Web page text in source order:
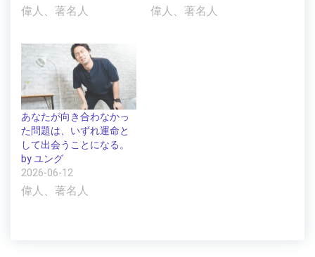
偉人、著名人 偉人、著名人
あなたが向き合わなかっ
た問題は、いずれ運命と
して出会うことになる。
by ユング
2026-06-12
偉人、著名人